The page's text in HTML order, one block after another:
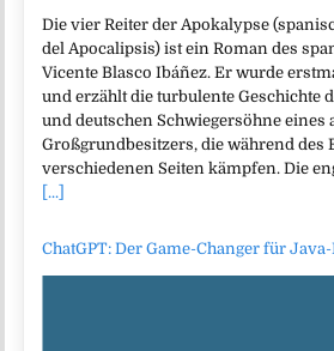
Die vier Reiter der Apokalypse
del Apocalipsis) ist ein Roman des
Vicente Blasco Ibáñez. Er wurde
und erzählt die turbulente Geschichte
und deutschen Schwiegersöhne eines
Großgrundbesitzers, die während des
verschiedenen Seiten kämpfen. Die
[...]
ChatGPT: Der Game-Changer für